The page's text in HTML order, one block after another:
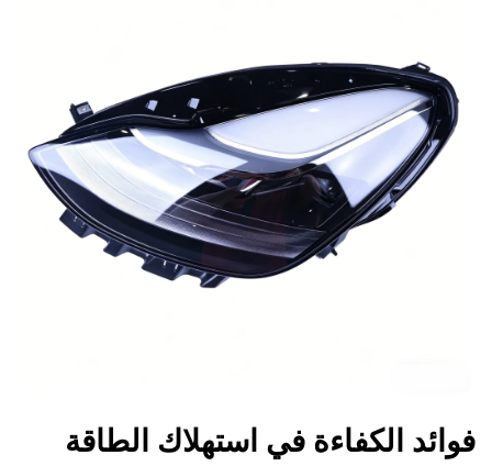
فوائد الكفاءة في استهلاك الطاقة